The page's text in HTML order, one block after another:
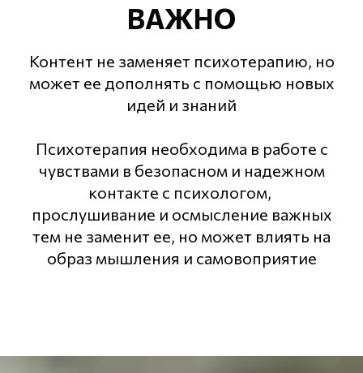
ВАЖНО
Контент не заменяет психотерапию, но
может ее дополнять с помощью новых
идей и знаний
Психотерапия необходима в работе с
чувствами в безопасном и надежном
контакте с психологом,
прослушивание и осмысление важных
тем не заменит ее, но может влиять на
образ мышления и самовоприятие